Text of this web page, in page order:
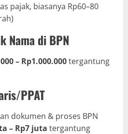
pajak, biasanya Rp60–80
Nama di BPN
– Rp1.000.000tergantung
PPAT
dokumen & proses BPN
– Rp7 juta tergantung